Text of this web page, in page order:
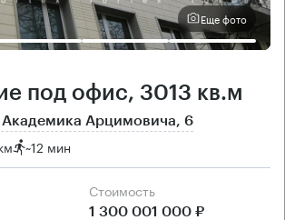
Еще фото
под офис, 3013 кв.м
Арцимовича, 6
~12 мин
Cтоимость
1 300 001 000 ₽